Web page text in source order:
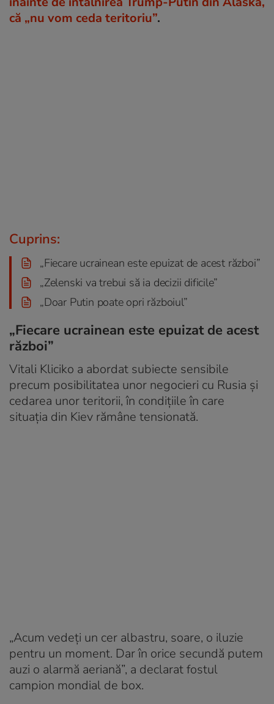
că „nu vom ceda teritoriu”.
Cuprins:
„Fiecare ucrainean este epuizat de acest război”
„Zelenski va trebui să ia decizii dificile”
„Doar Putin poate opri războiul”
„Fiecare ucrainean este epuizat de acest
război”
Vitali Kliciko a abordat subiecte sensibile
precum posibilitatea unor negocieri cu Rusia și
cedarea unor teritorii, în condițiile în care
situația din Kiev rămâne tensionată.
„Acum vedeți un cer albastru, soare, o iluzie
pentru un moment. Dar în orice secundă putem
auzi o alarmă aeriană”, a declarat fostul
campion mondial de box.